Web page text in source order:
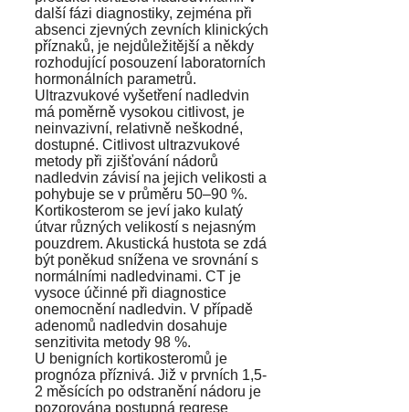
další fázi diagnostiky, zejména při
absenci zjevných zevních klinických
příznaků, je nejdůležitější a někdy
rozhodující posouzení laboratorních
hormonálních parametrů.
Ultrazvukové vyšetření nadledvin
má poměrně vysokou citlivost, je
neinvazivní, relativně neškodné,
dostupné. Citlivost ultrazvukové
metody při zjišťování nádorů
nadledvin závisí na jejich velikosti a
pohybuje se v průměru 50–90 %.
Kortikosterom se jeví jako kulatý
útvar různých velikostí s nejasným
pouzdrem. Akustická hustota se zdá
být poněkud snížena ve srovnání s
normálními nadledvinami. CT je
vysoce účinné při diagnostice
onemocnění nadledvin. V případě
adenomů nadledvin dosahuje
senzitivita metody 98 %.
U benigních kortikosteromů je
prognóza příznivá. Již v prvních 1,5-
2 měsících po odstranění nádoru je
pozorována postupná regrese